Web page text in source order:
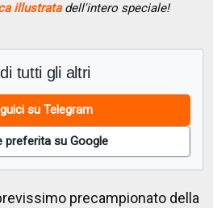
illustratadell'intero speciale!
tutti gli altri
su Telegram
preferita su Google
precampionato della